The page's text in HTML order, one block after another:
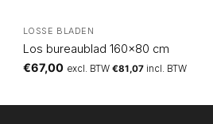
LOSSE BLADEN
Los bureaublad 160×80 cm
€67,00 excl. BTW €81,07incl. BTW